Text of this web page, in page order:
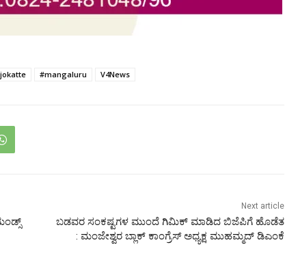
#mangaluru V4News
Next article
ಬಡವರ ಸಂಕಷ್ಟಗಳ ಮುಂದೆ ಗಿಮಿಕ್ ಮಾಡಿದ ಬಿಜೆಪಿಗೆ ಹೊಡೆತ
: ಮಂಜೇಶ್ವರ ಬ್ಲಾಕ್ ಕಾಂಗ್ರೆಸ್ ಅಧ್ಯಕ್ಷ ಮುಹಮ್ಮದ್ ಡಿಎಂಕೆ